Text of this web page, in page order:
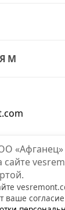
«Афганец»
ваше